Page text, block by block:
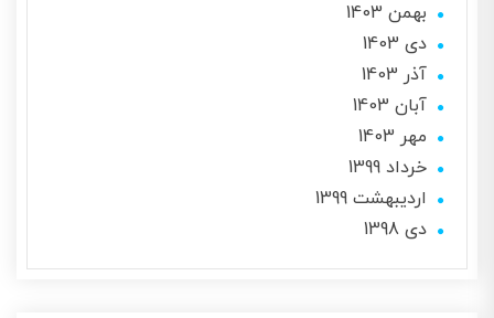
بهمن 1403
دی 1403
آذر 1403
آبان 1403
مهر 1403
خرداد 1399
ارديبهشت 1399
دی 1398